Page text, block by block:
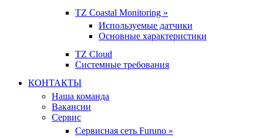
TZ Coastal Monitoring »
Используемые датчики
Основные характеристики
TZ Cloud
Системные требования
КОНТАКТЫ
Наша команда
Вакансии
Сервис
Сервисная сеть Furuno »